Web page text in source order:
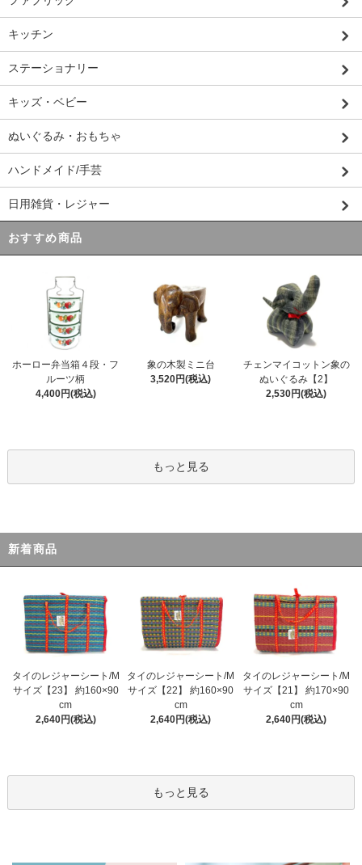
キッチン
ステーショナリー
キッズ・ベビー
ぬいぐるみ・おもちゃ
ハンドメイド/手芸
日用雑貨・レジャー
おすすめ商品
ホーロー弁当箱４段・フ
ルーツ柄
4,400円(税込)
象の木製ミニ台
3,520円(税込)
チェンマイコットン象の
ぬいぐるみ【2】
2,530円(税込)
もっと見る
新着商品
タイのレジャーシート/M
サイズ【23】 約160×90
cm
2,640円(税込)
タイのレジャーシート/M
サイズ【22】 約160×90
cm
2,640円(税込)
タイのレジャーシート/M
サイズ【21】 約170×90
cm
2,640円(税込)
もっと見る